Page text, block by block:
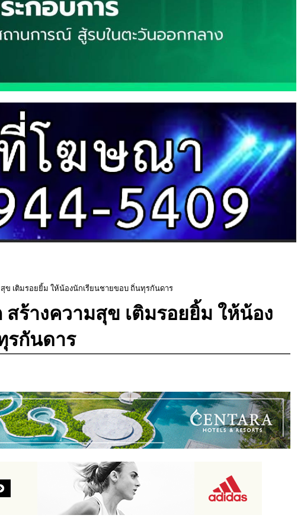
ข เติมรอยยิ้ม ให้น้องนักเรียนชายขอบ ถิ่นทุรกันดาร
ร้างความสุข เติมรอยยิ้ม ให้น้อง
รกันดาร